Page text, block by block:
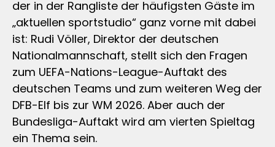
der in der Rangliste der häufigsten Gäste im
„aktuellen sportstudio“ ganz vorne mit dabei
ist: Rudi Völler, Direktor der deutschen
Nationalmannschaft, stellt sich den Fragen
zum UEFA-Nations-League-Auftakt des
deutschen Teams und zum weiteren Weg der
DFB-Elf bis zur WM 2026. Aber auch der
Bundesliga-Auftakt wird am vierten Spieltag
ein Thema sein.